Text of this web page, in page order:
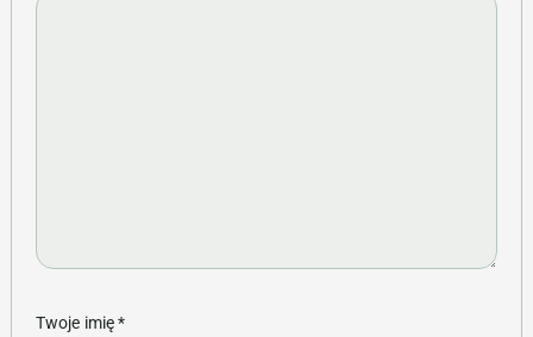
Twoje imię*